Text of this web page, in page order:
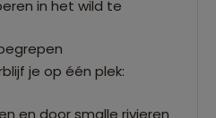
in het wild te
je op één plek:
en door smalle rivieren